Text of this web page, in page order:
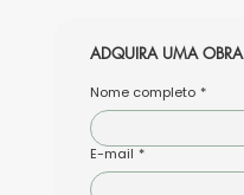
ADQUIRA UMA OBRA
Nome completo *
E-mail *